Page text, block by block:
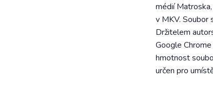
médií
v MKV. Soubor
Držitelem
Google
hmotnost
určen pro